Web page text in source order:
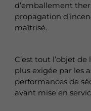
d’emballement
propagation
maîtrisé.
C’est tout l’objet de
plus exigée par les
performances de
avant mise en